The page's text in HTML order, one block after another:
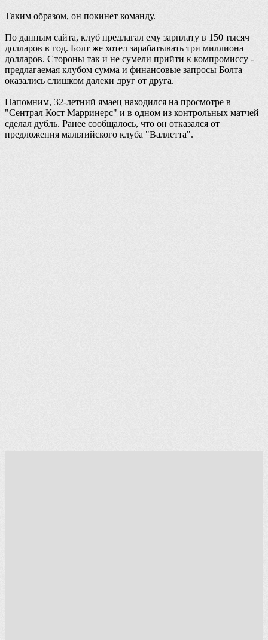
Таким образом, он покинет команду.
По данным сайта, клуб предлагал ему зарплату в 150 тысяч
долларов в год. Болт же хотел зарабатывать три миллиона
долларов. Стороны так и не сумели прийти к компромиссу -
предлагаемая клубом сумма и финансовые запросы Болта
оказались слишком далеки друг от друга.
Напомним, 32-летний ямаец находился на просмотре в
"Сентрал Кост Марринерс" и в одном из контрольных матчей
сделал дубль. Ранее сообщалось, что он отказался от
предложения мальтийского клуба "Валлетта".